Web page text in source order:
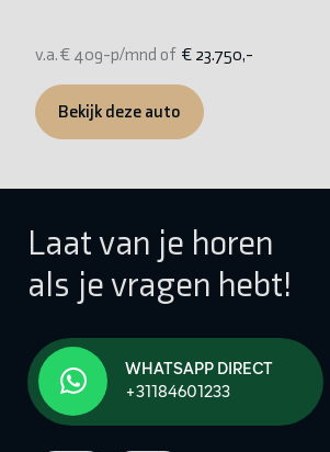
v.a. € 409-p/mnd of € 23.750,-
Bekijk deze auto
Laat van je horen
als je vragen hebt!
WHATSAPP DIRECT
+31184601233